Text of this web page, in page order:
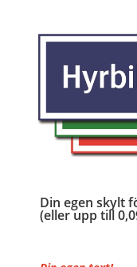
Din egen skylt
(eller upp till